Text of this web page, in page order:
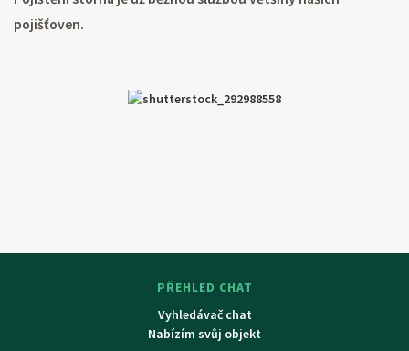
pojišťoven.
PŘEHLED CHAT
Vyhledávač chat
Nabízím svůj objekt